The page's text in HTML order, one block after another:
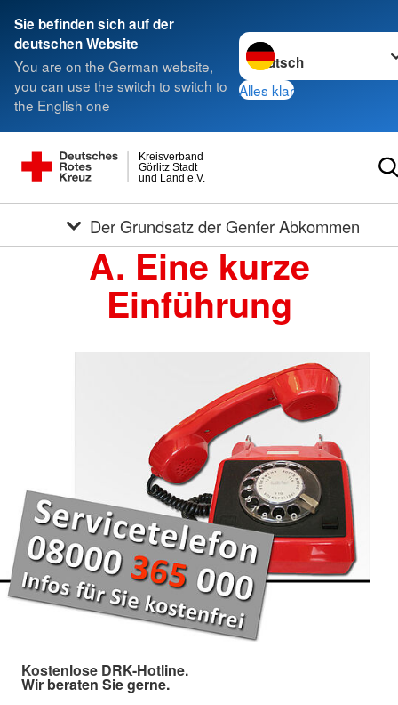
Sie befinden sich auf der
deutschen Website
You are on the German website,
you can use the switch to switch to
the English one
Sprache wechseln zu
Alles klar
und Land e.V.
Görlitz Stadt
Kreisverband
Der Grundsatz der Genfer Abkommen
A. Eine kurze
Einführung
Kostenlose DRK-Hotline.
Wir beraten Sie gerne.